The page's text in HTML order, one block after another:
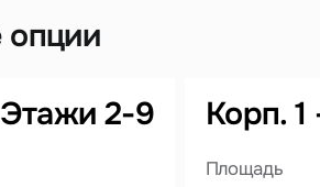
опции
2-9
Корп.
Площадь
свой вопрос